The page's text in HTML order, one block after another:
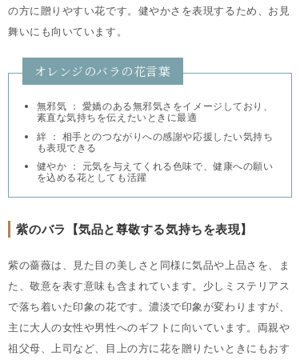
の方に贈りやすい花です。健やかさを表現するため、お見
舞いにも向いています。
オレンジのバラの花言葉
無邪気 ： 愛嬌のある無邪気さをイメージしており、
素直な気持ちを伝えたいときに最適
絆 ： 相手とのつながりへの感謝や応援したい気持ち
も表現できる
健やか ： 元気を与えてくれる色味で、健康への願い
を込める花としても活躍
紫のバラ【気品と尊敬する気持ちを表現】
紫の薔薇は、見た目の美しさと同様に気品や上品さを、ま
た、敬意を表す意味も含まれています。少しミステリアス
で落ち着いた印象の花です。濃淡で印象が変わりますが、
主に大人の女性や男性へのギフトに向いています。両親や
祖父母、上司など、目上の方に花を贈りたいときにもおす